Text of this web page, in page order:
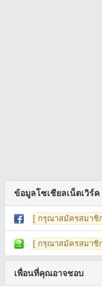
ข้อมูลโซเชียลเน็ตเวิร์ค
[ กรุณาสมัครสมาชิ
[ กรุณาสมัครสมาชิ
เพื่อนที่คุณอาจชอบ